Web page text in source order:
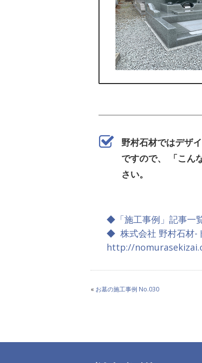
野村石材ではデザ
ですので、 「こん
さい。
◆「施工事例」記事一
◆ 株式会社 野村石材-
http://
« お墓の施工事例 No.030